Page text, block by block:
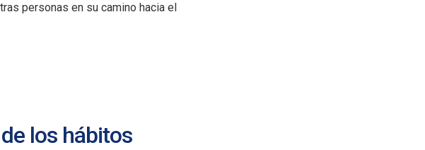
personas en su camino hacia el
los hábitos